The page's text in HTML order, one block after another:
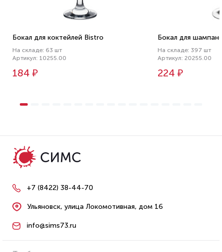
Бокал для коктейлей Bistro
На складе: 63 шт
Артикул: 10255.00
184 ₽
Бокал для
На складе: 397 шт
Артикул: 20255.00
224 ₽
+7 (8422) 38-44-70
Ульяновск, улица Локомотивная, дом 16
info@sims73.ru